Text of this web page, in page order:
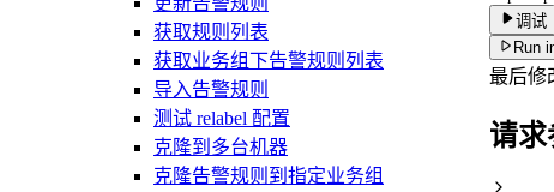
获取规则列表
获取业务组下告警规则列表
导入告警规则
测试 relabel 配置
克隆到多台机器
克隆告警规则到指定业务组
调试
Run
最后修
请求